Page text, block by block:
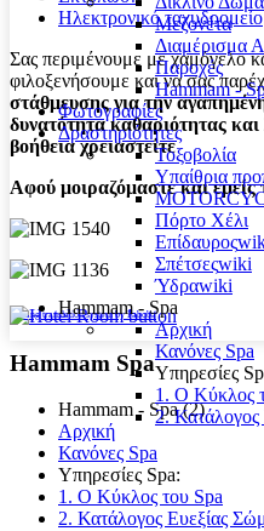
Μεζονέτα
Διαμέρισμα
Παροχές
Hammam -
Φωτογραφίες
Δραστηριότητες
Τοξοβολία
Υπαίθρια
Πόρτο Χέλι
Επίδαυρος
Σπέτσεςwiki
Ύδραwiki
Hammam - Spa
Αρχική
Κανόνες Spa
Υπηρεσίες
1. Ο Kύκλος
2. Κατάλογος
Ηλεκτρονικό ταχυδρομείο
Σας περιμένουμε με χαμόγελο
φιλοξενήσουμε και να σας
στάθμευσης για την
δυνατότητα καθαριότητας
βοήθεια χρειαστείτε
Αφού μοιραζόμαστε και εμείς
FaLang translation system by Faboba
Hammam Spa
Hammam - Spa (2)
Αρχική
Κανόνες Spa
Υπηρεσίες Spa:
1. Ο Kύκλος του Spa
2. Κατάλογος Ευεξίας